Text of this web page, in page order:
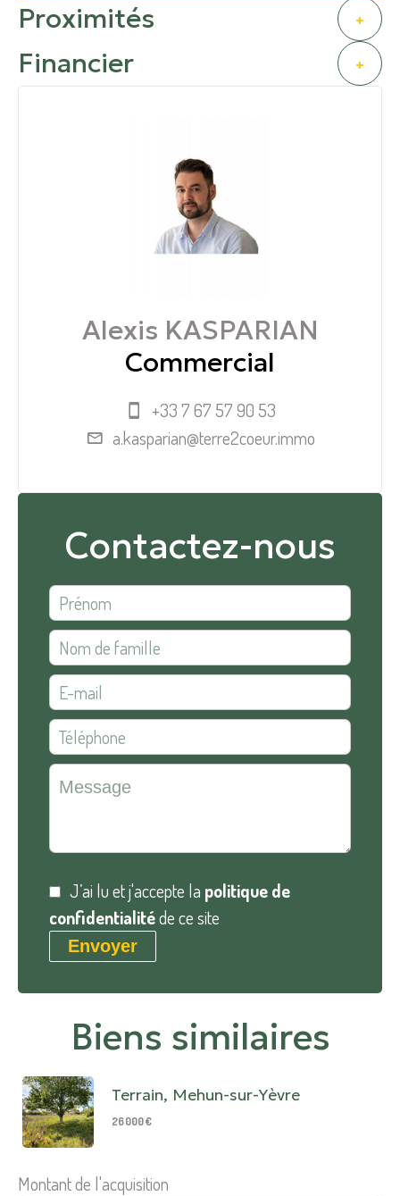
Proximités +
Financier +
Alexis KASPARIAN
Commercial
+33 7 67 57 90 53
a.kasparian@terre2coeur.immo
Contactez-nous
J’ai lu et j'accepte la politique de
confidentialitéde ce site
Envoyer
Biens similaires
Terrain, Mehun-sur-Yèvre
26 000 €
Montant de l'acquisition